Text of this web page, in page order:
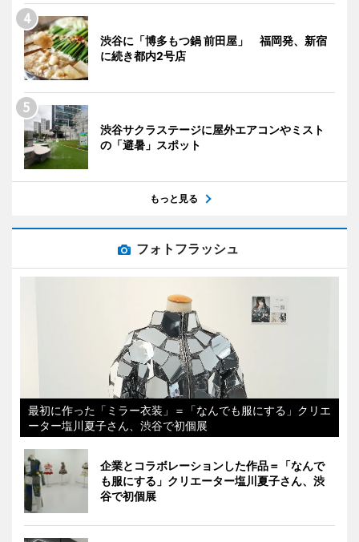
渋谷に「博多もつ鍋 前田屋」 福岡発、新宿
に続き都内2号店
渋谷サクラステージに屋外エアコンやミスト
の「避暑」スポット
もっと見る
フォトフラッシュ
最初に作った「ミラー衣装」＝「なんでも服にする」クリエ
ーター塩川夏子さん、渋谷で初個展
企業とコラボレーションした作品＝「なんで
も服にする」クリエーター塩川夏子さん、渋
谷で初個展